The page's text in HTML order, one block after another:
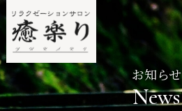
お知らせ
News